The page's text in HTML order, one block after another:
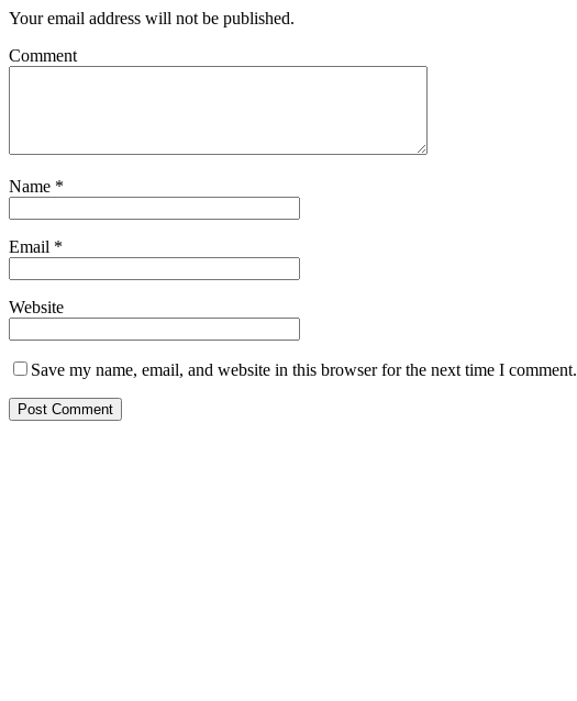
Your email address will not be published.
Comment
Name *
Email *
Website
Save my name, email, and website in this browser for the next time I comment.